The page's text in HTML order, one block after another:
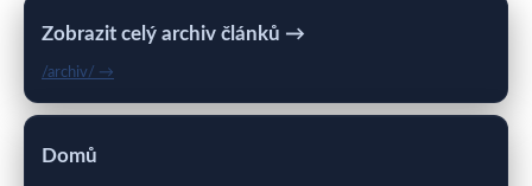
Zobrazit celý archiv článků →
/archiv/ →
Domů